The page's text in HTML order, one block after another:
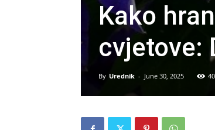
Kako
cvjetove:
By Urednik - June 30, 2025